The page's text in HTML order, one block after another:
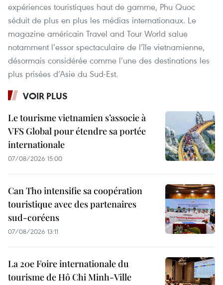
expériences touristiques haut de gamme, Phu Quoc
séduit de plus en plus les médias internationaux. Le
magazine américain Travel and Tour World salue
notamment l’essor spectaculaire de l’île vietnamienne,
désormais considérée comme l’une des destinations les
plus prisées d’Asie du Sud-Est.
VOIR PLUS
Le tourisme vietnamien s’associe à
VFS Global pour étendre sa portée
internationale
07/08/2026 15:00
Can Tho intensifie sa coopération
touristique avec des partenaires
sud-coréens
07/08/2026 13:11
La 20e Foire internationale du
tourisme de Hô Chi Minh-Ville